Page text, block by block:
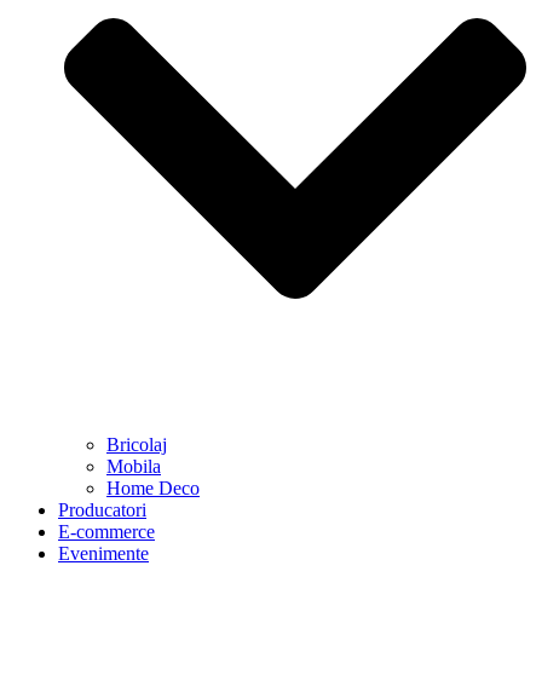
Bricolaj
Mobila
Home Deco
Producatori
E-commerce
Evenimente